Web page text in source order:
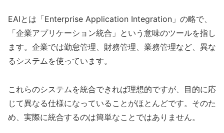
EAIとは「Enterprise Application Integration」の略で、
「企業アプリケーション統合」という意味のツールを指し
ます。企業では勤怠管理、財務管理、業務管理など、異な
るシステムを使っています。
これらのシステムを統合できれば理想的ですが、目的に応
じて異なる仕様になっていることがほとんどです。そのた
め、実際に統合するのは簡単なことではありません。